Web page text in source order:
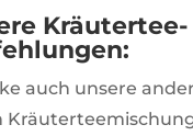
Kräutertee-
auch unsere